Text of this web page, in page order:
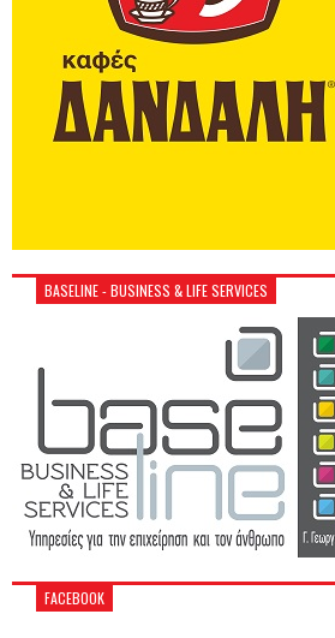
BASELINE - BUSINESS & LIFE SERVICES
FACEBOOK